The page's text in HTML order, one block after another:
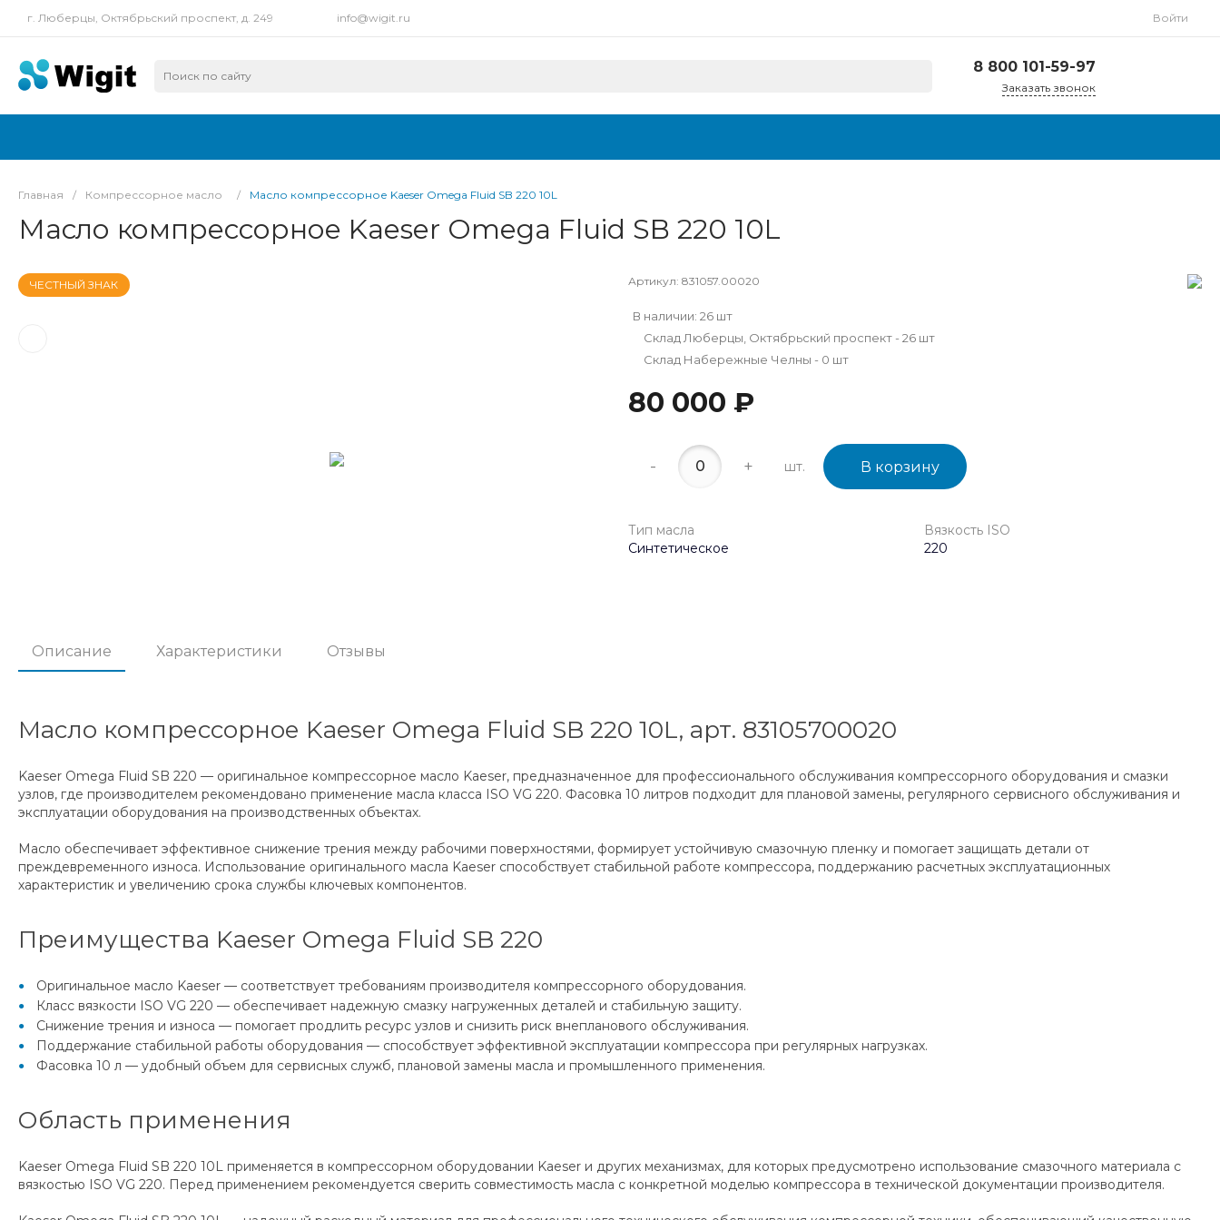
г. Люберцы, Октябрьский проспект, д. 249 info@wigit.ru Войти
8 800 101-59-97
Октябрьский
Заказать звонок
Главная / Компрессорное масло / Масло компрессорное Kaeser Omega Fluid SB 220 10L
Масло компрессорное Kaeser Omega Fluid SB 220 10L
ЧЕСТНЫЙ ЗНАК Артикул: 831057.00020
В наличии: 26 шт
Склад Люберцы, Октябрьский проспект - 26 шт
Склад Набережные Челны - 0 шт
80 000 ₽
- + шт. В корзину
Тип масла
Синтетическое
Вязкость ISO
220
Описание Характеристики Отзывы
Масло компрессорное Kaeser Omega Fluid SB 220 10L, арт. 83105700020
Kaeser Omega Fluid SB 220 — оригинальное компрессорное масло Kaeser, предназначенное для профессионального обслуживания компрессорного оборудования и смазки
узлов, где производителем рекомендовано применение масла класса ISO VG 220. Фасовка 10 литров подходит для плановой замены, регулярного сервисного обслуживания и
эксплуатации оборудования на производственных объектах.
Масло обеспечивает эффективное снижение трения между рабочими поверхностями, формирует устойчивую смазочную пленку и помогает защищать детали от
преждевременного износа. Использование оригинального масла Kaeser способствует стабильной работе компрессора, поддержанию расчетных эксплуатационных
характеристик и увеличению срока службы ключевых компонентов.
Преимущества Kaeser Omega Fluid SB 220
Оригинальное масло Kaeser — соответствует требованиям производителя компрессорного оборудования.
Класс вязкости ISO VG 220 — обеспечивает надежную смазку нагруженных деталей и стабильную защиту.
Снижение трения и износа — помогает продлить ресурс узлов и снизить риск внепланового обслуживания.
Поддержание стабильной работы оборудования — способствует эффективной эксплуатации компрессора при регулярных нагрузках.
Фасовка 10 л — удобный объем для сервисных служб, плановой замены масла и промышленного применения.
Область применения
Kaeser Omega Fluid SB 220 10L применяется в компрессорном оборудовании Kaeser и других механизмах, для которых предусмотрено использование смазочного материала с
вязкостью ISO VG 220. Перед применением рекомендуется сверить совместимость масла с конкретной моделью компрессора в технической документации производителя.